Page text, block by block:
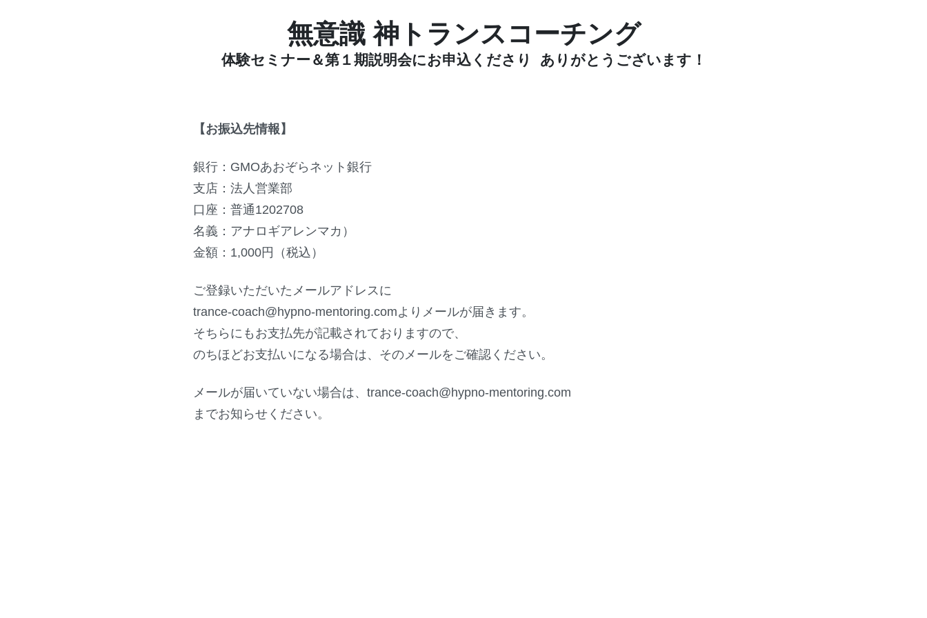
無意識 神トランスコーチング
体験セミナー＆第１期説明会にお申込くださり ありがとうございます！
【お振込先情報】
銀行：GMOあおぞらネット銀行
支店：法人営業部
口座：普通1202708
名義：アナロギアレンマカ）
金額：1,000円（税込）
ご登録いただいたメールアドレスに
trance-coach@hypno-mentoring.comよりメールが届きます。
そちらにもお支払先が記載されておりますので、
のちほどお支払いになる場合は、そのメールをご確認ください。
メールが届いていない場合は、 trance-coach@hypno-mentoring.com
までお知らせください。